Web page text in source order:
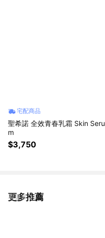
宅配商品
聖希諾 全效青春乳霜 Skin Seru
m
$3,750
更多推薦
看更多